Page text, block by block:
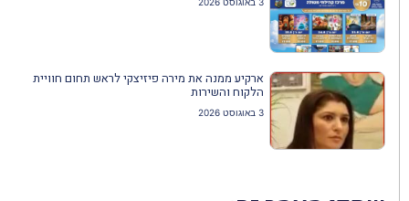
ארקיע ממנה את מירה פיזיצקי לראש תחום חוויית
הלקוח והשירות
3 באוגוסט 2026